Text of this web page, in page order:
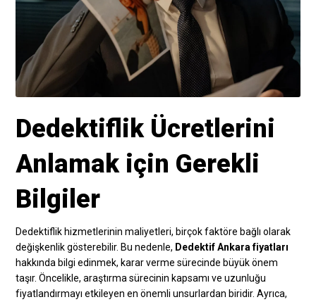
Dedektiflik Ücretlerini
Anlamak için Gerekli
Bilgiler
Dedektiflik hizmetlerinin maliyetleri, birçok faktöre bağlı olarak
değişkenlik gösterebilir. Bu nedenle, Dedektif Ankara fiyatları
hakkında bilgi edinmek, karar verme sürecinde büyük önem
taşır. Öncelikle, araştırma sürecinin kapsamı ve uzunluğu
fiyatlandırmayı etkileyen en önemli unsurlardan biridir. Ayrıca,